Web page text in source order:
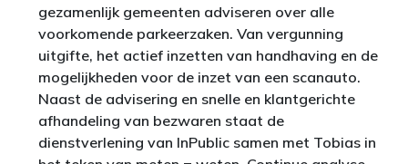
gezamenlijk gemeenten adviseren over alle
voorkomende parkeerzaken. Van vergunning
uitgifte, het actief inzetten van handhaving en de
mogelijkheden voor de inzet van een scanauto.
Naast de advisering en snelle en klantgerichte
afhandeling van bezwaren staat de
dienstverlening van InPublic samen met Tobias in